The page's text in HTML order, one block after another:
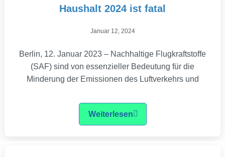
Haushalt 2024 ist fatal
Januar 12, 2024
Berlin, 12. Januar 2023 – Nachhaltige Flugkraftstoffe
(SAF) sind von essenzieller Bedeutung für die
Minderung der Emissionen des Luftverkehrs und
Weiterlesen